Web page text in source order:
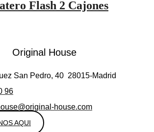
Flash 2 Cajones
Original House
San Pedro, 40 28015-Madrid
96
house.com
AQUI